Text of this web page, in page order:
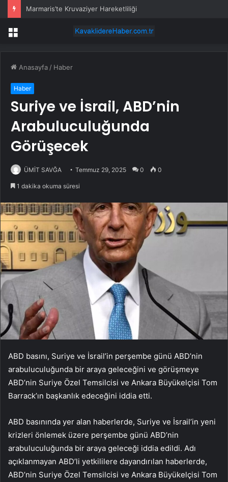
Marmaris’te Kruvaziyer Hareketliliği
Menü
Anasayfa / Haber
Haber
Suriye ve İsrail, ABD’nin
Arabuluculuğunda
Görüşecek
ÜMİT SAVĞA Temmuz 29, 2025 0 0
1 dakika okuma süresi
ABD basını, Suriye ve İsrail’in perşembe günü ABD’nin
arabuluculuğunda bir araya geleceğini ve görüşmeye
ABD’nin Suriye Özel Temsilcisi ve Ankara Büyükelçisi Tom
Barrack’ın başkanlık edeceğini iddia etti.
ABD basınında yer alan haberlerde, Suriye ve İsrail’in yeni
krizleri önlemek üzere perşembe günü ABD’nin
arabuluculuğunda bir araya geleceği iddia edildi. Adı
açıklanmayan ABD’li yetkililere dayandırılan haberlerde,
ABD’nin Suriye Özel Temsilcisi ve Ankara Büyükelçisi Tom